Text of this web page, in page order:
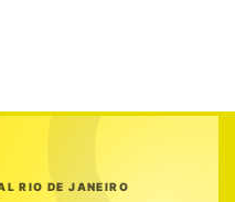
RIO DE JANEIRO